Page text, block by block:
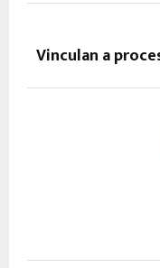
Vinculan a